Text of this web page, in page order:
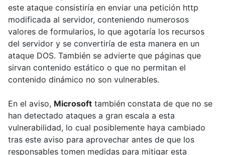
este ataque consistiría en enviar una petición http
modificada al servidor, conteniendo numerosos
valores de formularios, lo que agotaría los recursos
del servidor y se convertiría de esta manera en un
ataque DOS. También se advierte que páginas que
sirvan contenido estático o que no permitan el
contenido dinámico no son vulnerables.
En el aviso, Microsoft también constata de que no se
han detectado ataques a gran escala a esta
vulnerabilidad, lo cual posiblemente haya cambiado
tras este aviso para aprovechar antes de que los
responsables tomen medidas para mitigar esta